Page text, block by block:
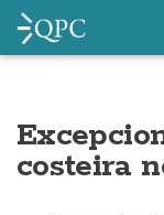
costeira